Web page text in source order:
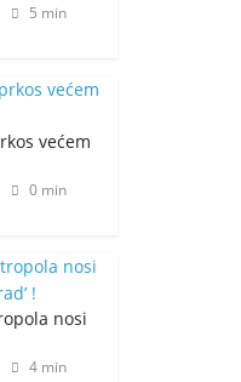
5 min
većem
0 min
nosi
4 min